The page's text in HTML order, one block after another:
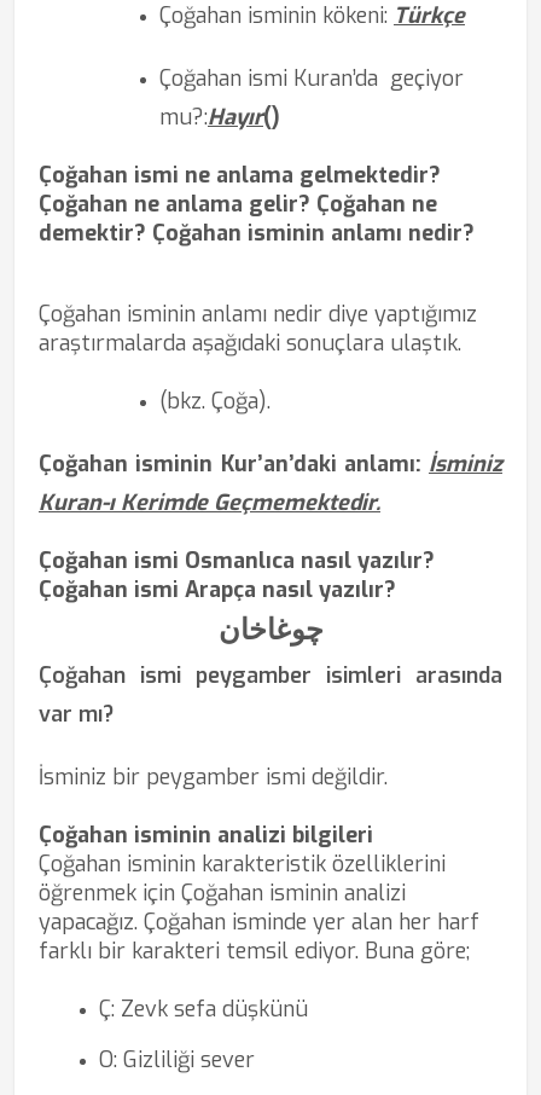
Çoğahan isminin kökeni: Türkçe
Çoğahan ismi Kuran’da geçiyor
mu?:Hayır()
Çoğahan ismi ne anlama gelmektedir?
Çoğahan ne anlama gelir? Çoğahan ne
demektir? Çoğahan isminin anlamı nedir?
Çoğahan isminin anlamı nedir diye yaptığımız
araştırmalarda aşağıdaki sonuçlara ulaştık.
(bkz. Çoğa).
Çoğahan isminin Kur’an’daki anlamı: İsminiz
Kuran-ı Kerimde Geçmemektedir.
Çoğahan ismi Osmanlıca nasıl yazılır?
Çoğahan ismi Arapça nasıl yazılır?
چوغاخان
Çoğahan ismi peygamber isimleri arasında
var mı?
İsminiz bir peygamber ismi değildir.
Çoğahan isminin analizi bilgileri
Çoğahan isminin karakteristik özelliklerini
öğrenmek için Çoğahan isminin analizi
yapacağız. Çoğahan isminde yer alan her harf
farklı bir karakteri temsil ediyor. Buna göre;
Ç: Zevk sefa düşkünü
O: Gizliliği sever